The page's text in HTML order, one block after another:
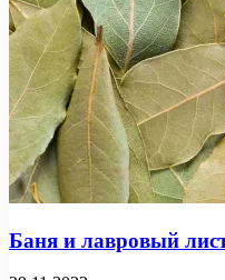
Баня и лавровый